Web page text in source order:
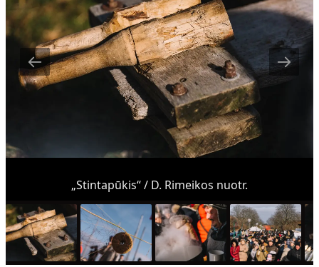
„Stintapūkis“ / D. Rimeikos nuotr.